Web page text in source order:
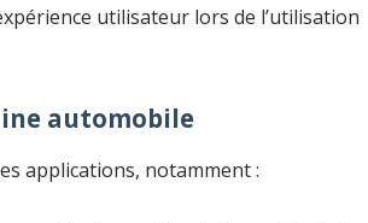
utilisateur lors de l’utilisation
automobile
applications, notamment :